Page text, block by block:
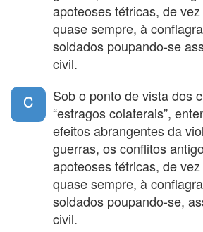
Os alemães começaram, devastando
importância simbólica como coração da
nenhuma importância estratégica. Mas
americanos também se dedicaram com
bombardeio indiscriminado, como o que
à sua apoteose tétrica, claro, em
Hoje a guerra psicológica é o pretexto
quem usa o terror por qualquer causa. E
vemos uma das vítimas do terror, como o
de uma criança judia ou palestina
guerra especialmente insensata,
tempos em que só os soldados morriam
ainda era possível ser um espectador,
como a dona de casa de Waterloo, da
inocente.
apoteoses tétricas, de
quase sempre, à
soldados poupando-se
civil.
C
Sob o ponto de vista dos
“estragos colaterais”,
efeitos abrangentes da
guerras, os conflitos
apoteoses tétricas, de
quase sempre, à
soldados poupando-se,
civil.